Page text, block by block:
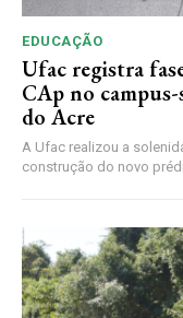
EDUCAÇÃO
Ufac registra
CAp no
do Acre
A Ufac realizou a
construção do novo